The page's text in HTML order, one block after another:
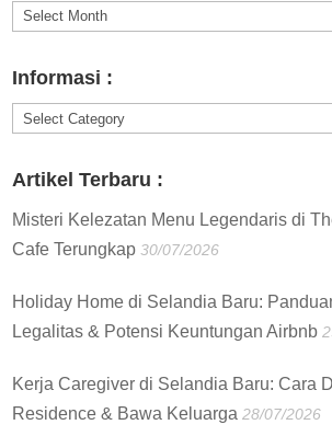
Arsip
Informasi :
Informasi
Artikel Terbaru :
Misteri Kelezatan Menu Legendaris di
Cafe Terungkap 30/07/2026
Holiday Home di Selandia Baru:
Legalitas & Potensi Keuntungan Airbnb
Kerja Caregiver di Selandia Baru: Cara
Residence & Bawa Keluarga 28/07/2026